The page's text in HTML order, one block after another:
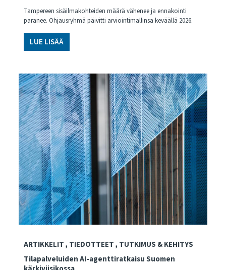
Tampereen sisäilmakohteiden määrä vähenee ja ennakointi
paranee. Ohjausryhmä päivitti arviointimallinsa keväällä 2026.
LUE LISÄÄ
ARTIKKELIT TIEDOTTEET TUTKIMUS & KEHITYS
Tilapalveluiden AI-agenttiratkaisu Suomen